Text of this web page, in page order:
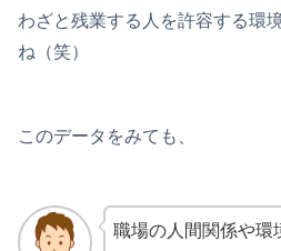
わざと残業する人を許容する環
ね（笑）
このデータをみても、
職場の人間関係や環